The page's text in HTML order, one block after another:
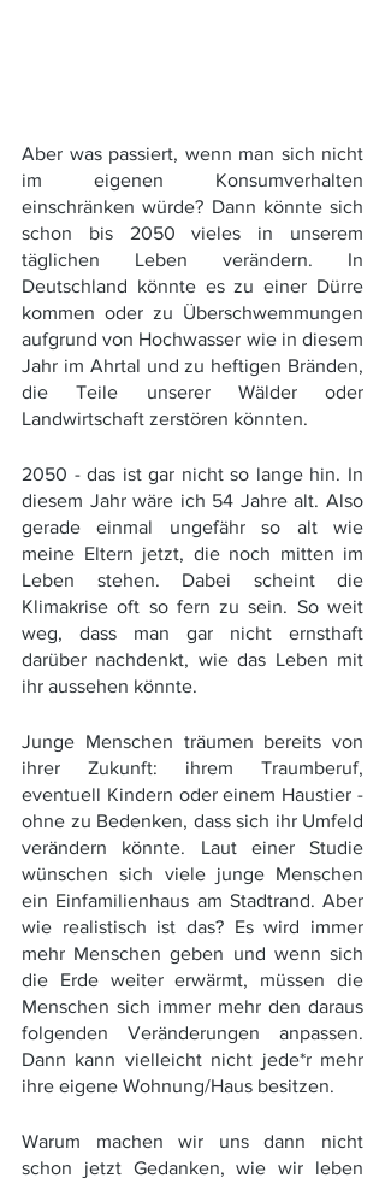
Aber was passiert, wenn man sich nicht
im eigenen Konsumverhalten
einschränken würde? Dann könnte sich
schon bis 2050 vieles in unserem
täglichen Leben verändern. In
Deutschland könnte es zu einer Dürre
kommen oder zu Überschwemmungen
aufgrund von Hochwasser wie in diesem
Jahr im Ahrtal und zu heftigen Bränden,
die Teile unserer Wälder oder
Landwirtschaft zerstören könnten.
2050 - das ist gar nicht so lange hin. In
diesem Jahr wäre ich 54 Jahre alt. Also
gerade einmal ungefähr so alt wie
meine Eltern jetzt, die noch mitten im
Leben stehen. Dabei scheint die
Klimakrise oft so fern zu sein. So weit
weg, dass man gar nicht ernsthaft
darüber nachdenkt, wie das Leben mit
ihr aussehen könnte.
Junge Menschen träumen bereits von
ihrer Zukunft: ihrem Traumberuf,
eventuell Kindern oder einem Haustier -
ohne zu Bedenken, dass sich ihr Umfeld
verändern könnte. Laut einer Studie
wünschen sich viele junge Menschen
ein Einfamilienhaus am Stadtrand. Aber
wie realistisch ist das? Es wird immer
mehr Menschen geben und wenn sich
die Erde weiter erwärmt, müssen die
Menschen sich immer mehr den daraus
folgenden Veränderungen anpassen.
Dann kann vielleicht nicht jede*r mehr
ihre eigene Wohnung/Haus besitzen.
Warum machen wir uns dann nicht
schon jetzt Gedanken, wie wir leben